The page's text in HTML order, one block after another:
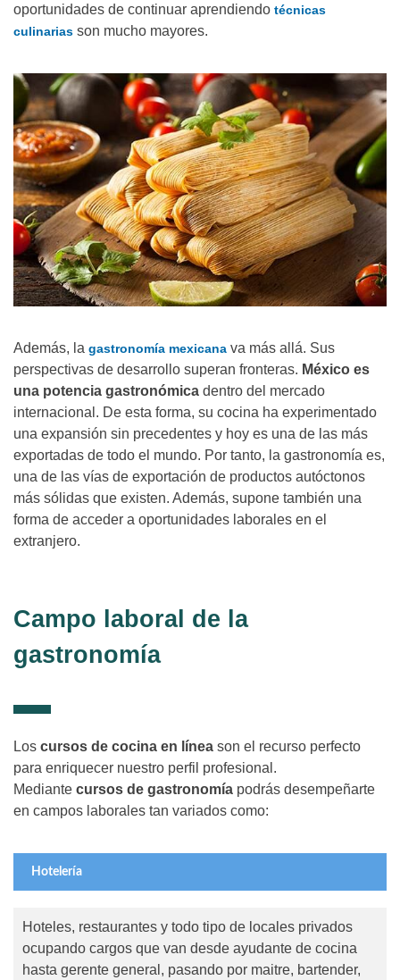
oportunidades de continuar aprendiendo técnicas
culinarias son mucho mayores.
Además, la gastronomía mexicana va más allá. Sus
perspectivas de desarrollo superan fronteras. México es
una potencia gastronómica dentro del mercado
internacional. De esta forma, su cocina ha experimentado
una expansión sin precedentes y hoy es una de las más
exportadas de todo el mundo. Por tanto, la gastronomía es,
una de las vías de exportación de productos autóctonos
más sólidas que existen. Además, supone también una
forma de acceder a oportunidades laborales en el
extranjero.
Campo laboral de la
gastronomía
Los cursos de cocina en línea son el recurso perfecto
para enriquecer nuestro perfil profesional.
Mediante cursos de gastronomía podrás desempeñarte
en campos laborales tan variados como:
Hotelería
Hoteles, restaurantes y todo tipo de locales privados
ocupando cargos que van desde ayudante de cocina
hasta gerente general, pasando por maitre, bartender,